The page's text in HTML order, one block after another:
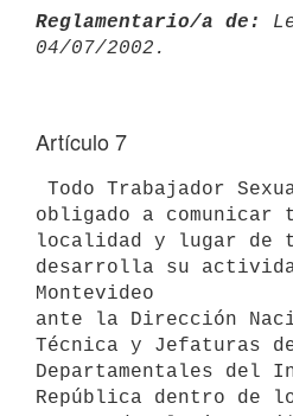
Reglamentario/a de:
Artículo 7
obligado a comunicar
localidad y lugar de
desarrolla su
Montevideo
ante la Dirección
Técnica y Jefaturas
Departamentales del
República dentro de